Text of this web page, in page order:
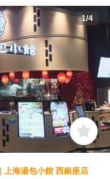
1/4
上海湯包小館 西銀座店